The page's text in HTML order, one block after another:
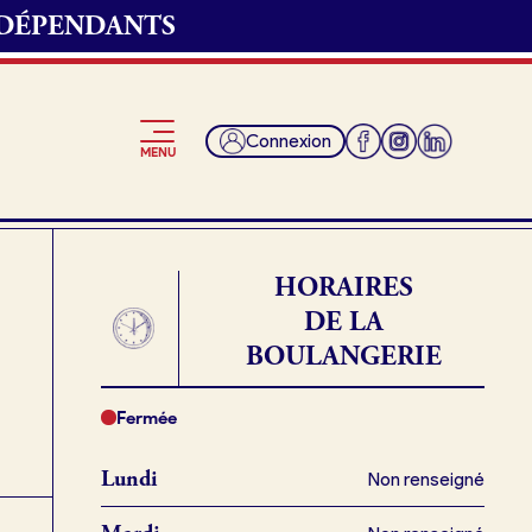
MENU Connexion
Je suis fournisseur
HORAIRES
DE LA
BOULANGERIE
Fermée
Lundi Non renseigné
du